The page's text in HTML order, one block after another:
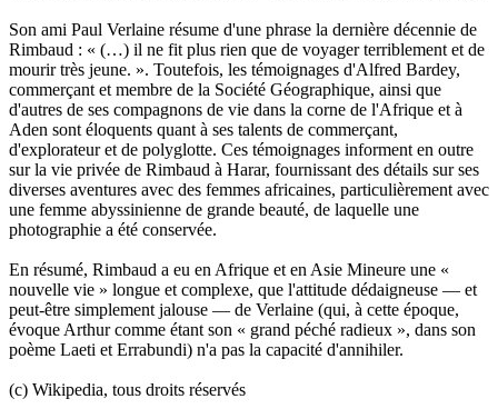
Son ami Paul Verlaine résume d'une phrase la dernière décennie de
Rimbaud : « (…) il ne fit plus rien que de voyager terriblement et de
mourir très jeune. ». Toutefois, les témoignages d'Alfred Bardey,
commerçant et membre de la Société Géographique, ainsi que
d'autres de ses compagnons de vie dans la corne de l'Afrique et à
Aden sont éloquents quant à ses talents de commerçant,
d'explorateur et de polyglotte. Ces témoignages informent en outre
sur la vie privée de Rimbaud à Harar, fournissant des détails sur ses
diverses aventures avec des femmes africaines, particulièrement avec
une femme abyssinienne de grande beauté, de laquelle une
photographie a été conservée.
En résumé, Rimbaud a eu en Afrique et en Asie Mineure une «
nouvelle vie » longue et complexe, que l'attitude dédaigneuse — et
peut-être simplement jalouse — de Verlaine (qui, à cette époque,
évoque Arthur comme étant son « grand péché radieux », dans son
poème Laeti et Errabundi) n'a pas la capacité d'annihiler.
(c) Wikipedia, tous droits réservés